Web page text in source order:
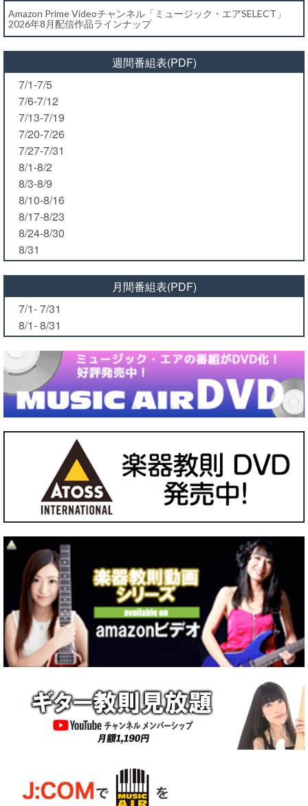
Amazon Prime Videoチャンネル「ミュージック・エアSELECT」
2026年8月配信作品ラインナップ
週間番組表(PDF)
7/1-7/5
7/6-7/12
7/13-7/19
7/20-7/26
7/27-7/31
8/1-8/2
8/3-8/9
8/10-8/16
8/17-8/23
8/24-8/30
8/31
月間番組表(PDF)
7/1- 7/31
8/1- 8/31